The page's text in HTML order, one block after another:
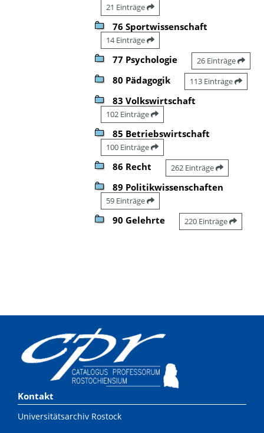
21 Einträge
76 Sportwissenschaft
14 Einträge
77 Psychologie 26 Einträge
80 Pädagogik 113 Einträge
83 Volkswirtschaft
102 Einträge
85 Betriebswirtschaft
100 Einträge
86 Recht 262 Einträge
89 Politikwissenschaften
59 Einträge
90 Gelehrte 220 Einträge
Kontakt
Universitätsarchiv Rostock